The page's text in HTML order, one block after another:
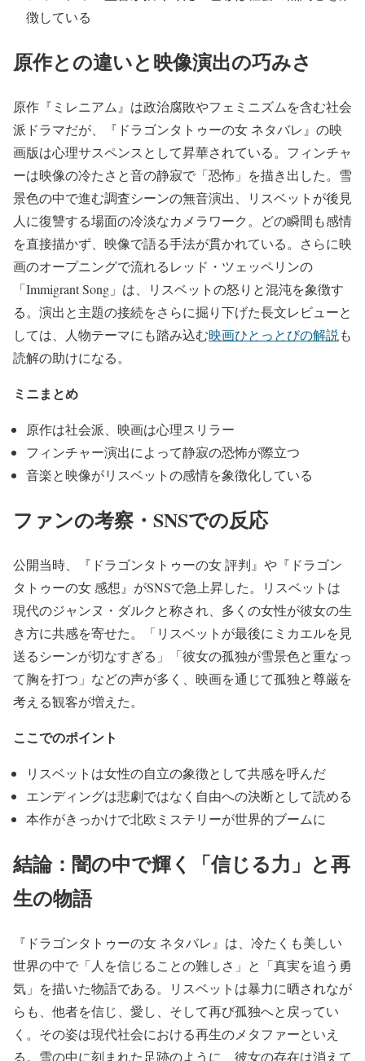
徴している
原作との違いと映像演出の巧みさ
原作『ミレニアム』は政治腐敗やフェミニズムを含む社会
派ドラマだが、『ドラゴンタトゥーの女 ネタバレ』の映
画版は心理サスペンスとして昇華されている。フィンチャ
ーは映像の冷たさと音の静寂で「恐怖」を描き出した。雪
景色の中で進む調査シーンの無音演出、リスベットが後見
人に復讐する場面の冷淡なカメラワーク。どの瞬間も感情
を直接描かず、映像で語る手法が貫かれている。さらに映
画のオープニングで流れるレッド・ツェッペリンの
「Immigrant Song」は、リスベットの怒りと混沌を象徴す
る。演出と主題の接続をさらに掘り下げた長文レビューと
しては、人物テーマにも踏み込む映画ひとっとびの解説も
読解の助けになる。
ミニまとめ
原作は社会派、映画は心理スリラー
フィンチャー演出によって静寂の恐怖が際立つ
音楽と映像がリスベットの感情を象徴化している
ファンの考察・SNSでの反応
公開当時、『ドラゴンタトゥーの女 評判』や『ドラゴン
タトゥーの女 感想』がSNSで急上昇した。リスベットは
現代のジャンヌ・ダルクと称され、多くの女性が彼女の生
き方に共感を寄せた。「リスベットが最後にミカエルを見
送るシーンが切なすぎる」「彼女の孤独が雪景色と重なっ
て胸を打つ」などの声が多く、映画を通じて孤独と尊厳を
考える観客が増えた。
ここでのポイント
リスベットは女性の自立の象徴として共感を呼んだ
エンディングは悲劇ではなく自由への決断として読める
本作がきっかけで北欧ミステリーが世界的ブームに
結論：闇の中で輝く「信じる力」と再
生の物語
『ドラゴンタトゥーの女 ネタバレ』は、冷たくも美しい
世界の中で「人を信じることの難しさ」と「真実を追う勇
気」を描いた物語である。リスベットは暴力に晒されなが
らも、他者を信じ、愛し、そして再び孤独へと戻ってい
く。その姿は現代社会における再生のメタファーといえ
る。雪の中に刻まれた足跡のように、彼女の存在は消えて